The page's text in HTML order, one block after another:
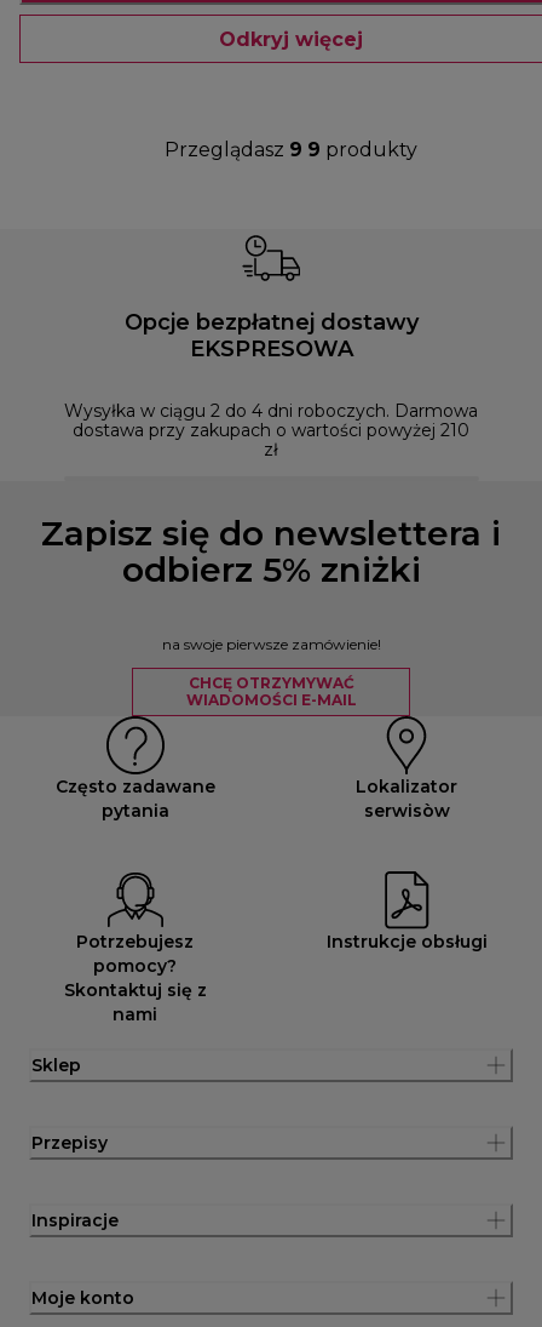
Odkryj więcej
Przeglądasz 9 9 produkty
Opcje bezpłatnej dostawy
EKSPRESOWA
Wysyłka w ciągu 2 do 4 dni roboczych. Darmowa
dostawa przy zakupach o wartości powyżej 210
zł
Zapisz się do newslettera i
odbierz 5% zniżki
na swoje pierwsze zamówienie!
CHCĘ OTRZYMYWAĆ
WIADOMOŚCI E-MAIL
Często zadawane
pytania
Lokalizator
serwisòw
Potrzebujesz
pomocy?
Skontaktuj się z
nami
Instrukcje obsługi
Sklep
Przepisy
Inspiracje
Moje konto